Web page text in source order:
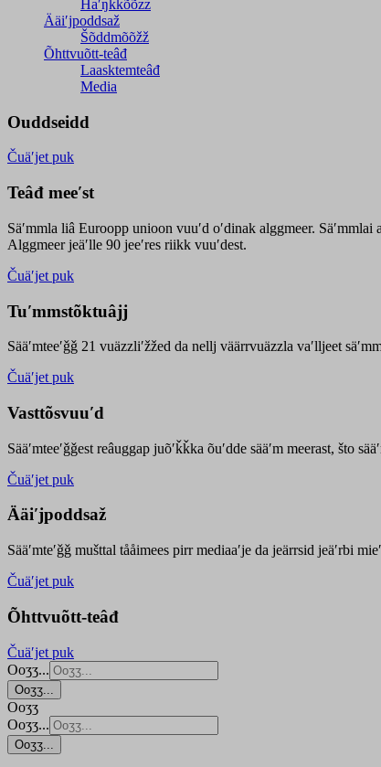
Haʹŋǩǩõõzz
Ääiʹjpoddsaž
Šõddmõõžž
Õhttvuõtt-teâđ
Laasktemteâđ
Media
Ouddseidd
Čuäʹjet puk
Teâđ meeʹst
Säʹmmla liâ Euroopp unioon vuuʹd oʹdinak alggmeer. Säʹmmlai
Alggmeer jeäʹlle 90 jeeʹres riikk vuuʹdest.
Čuäʹjet puk
Tuʹmmstõktuâjj
Sääʹmteeʹǧǧ 21 vuäzzliʹžžed da nellj väärrvuäzzla vaʹlljeet
Čuäʹjet puk
Vasttõsvuuʹd
Sääʹmteeʹǧǧest reâuggap juõʹǩǩka õuʹdde sääʹm meerast, što
Čuäʹjet puk
Ääiʹjpoddsaž
Sääʹmteʹǧǧ mušttal tååimees pirr mediaaʹje da jeärrsid jeäʹrbi
Čuäʹjet puk
Õhttvuõtt-teâđ
Čuäʹjet puk
Ooʒʒ...
Ooʒʒ...
Ooʒʒ
Ooʒʒ...
Ooʒʒ...